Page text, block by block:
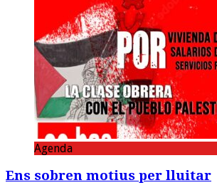
Agenda
Ens sobren motius per lluitar